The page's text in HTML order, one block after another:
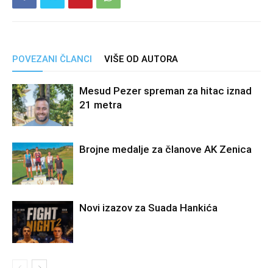
POVEZANI ČLANCI VIŠE OD AUTORA
Mesud Pezer spreman za hitac iznad
21 metra
Brojne medalje za članove AK Zenica
Novi izazov za Suada Hankića